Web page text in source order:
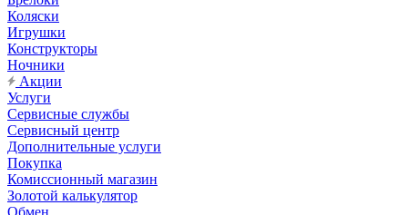
Коляски
Игрушки
Конструкторы
Ночники
Акции
Услуги
Сервисные службы
Сервисный центр
Дополнительные услуги
Покупка
Комиссионный магазин
Золотой калькулятор
Обмен